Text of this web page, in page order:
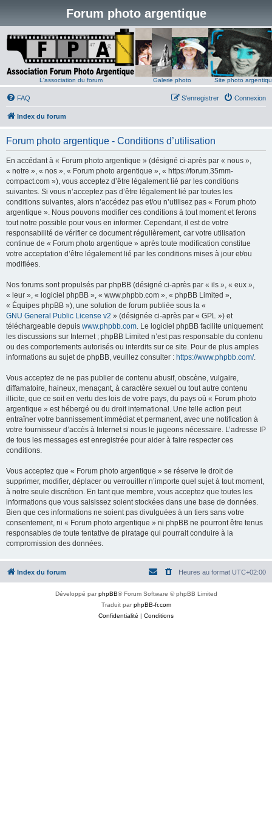
Forum photo argentique
L'association du forum Galerie photo Site photo
FAQ Connexion
S’enregistrer
Index du forum
Forum photo argentique - Conditions d’utilisation
En accédant à « Forum photo argentique » (désigné ci-après par « nous »,
« notre », « nos », « Forum photo argentique », « https://forum.35mm-
compact.com »), vous acceptez d’être légalement lié par les conditions
suivantes. Si vous n’acceptez pas d’être légalement lié par toutes les
conditions suivantes, alors n’accédez pas et/ou n’utilisez pas « Forum photo
argentique ». Nous pouvons modifier ces conditions à tout moment et ferons
tout notre possible pour vous en informer. Cependant, il est de votre
responsabilité de vérifier ce document régulièrement, car votre utilisation
continue de « Forum photo argentique » après toute modification constitue
votre acceptation d’être légalement lié par les conditions mises à jour et/ou
modifiées.
Nos forums sont propulsés par phpBB (désigné ci-après par « ils », « eux »,
« leur », « logiciel phpBB », « www.phpbb.com », « phpBB Limited »,
« Équipes phpBB »), une solution de forum publiée sous la «
GNU General Public License v2 » (désignée ci-après par « GPL ») et
téléchargeable depuis www.phpbb.com. Le logiciel phpBB facilite uniquement
les discussions sur Internet ; phpBB Limited n’est pas responsable du contenu
ou des comportements autorisés ou interdits sur ce site. Pour de plus amples
informations au sujet de phpBB, veuillez consulter : https://www.phpbb.com/.
Vous acceptez de ne pas publier de contenu abusif, obscène, vulgaire,
diffamatoire, haineux, menaçant, à caractère sexuel ou tout autre contenu
illicite, que ce soit en vertu des lois de votre pays, du pays où « Forum photo
argentique » est hébergé ou du droit international. Une telle action peut
entraîner votre bannissement immédiat et permanent, avec une notification à
votre fournisseur d’accès à Internet si nous le jugeons nécessaire. L’adresse IP
de tous les messages est enregistrée pour aider à faire respecter ces
conditions.
Vous acceptez que « Forum photo argentique » se réserve le droit de
supprimer, modifier, déplacer ou verrouiller n’importe quel sujet à tout moment,
à notre seule discrétion. En tant que membre, vous acceptez que toutes les
informations que vous saisissez soient stockées dans une base de données.
Bien que ces informations ne soient pas divulguées à un tiers sans votre
consentement, ni « Forum photo argentique » ni phpBB ne pourront être tenus
responsables de toute tentative de piratage qui pourrait conduire à la
compromission des données.
Index du forum Heures au format UTC+02:00
Développé parphpBB® Forum Software © phpBB Limited
Traduit parphpBB-fr.com
Confidentialité | Conditions